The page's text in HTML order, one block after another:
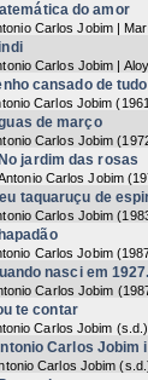
do amor
Carlos Jobim |
Carlos Jobim |
cansado de tudo
Carlos Jobim (
de março
Carlos Jobim (
No jardim das rosas
Carlos Jobim (
taquaruçu de
Carlos Jobim (
Carlos Jobim (
nasci em
Carlos Jobim (
te contar
Carlos Jobim (s.d.
Carlos Jobim
Carlos Jobim (s.d.